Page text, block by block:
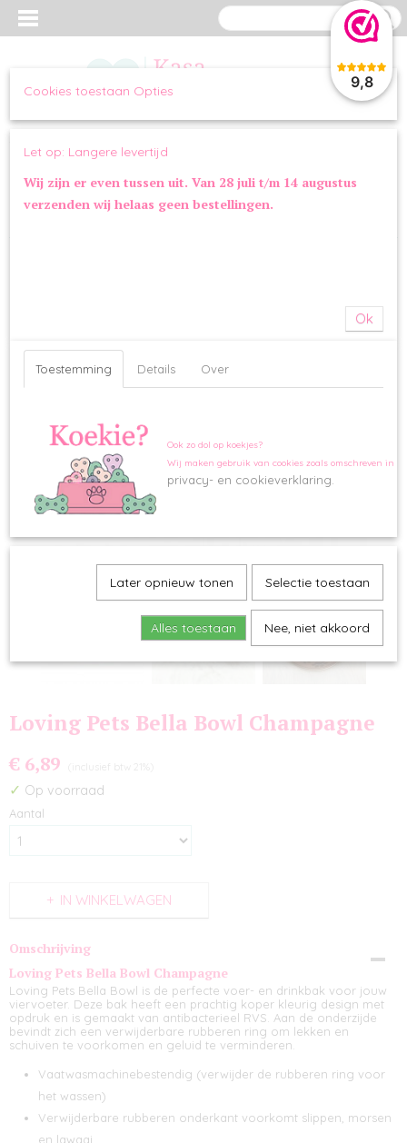
9,8
Inloggen
Home>OVERIG>VOERBAKKEN>Loving Pets Bella Bowl
Loving Pets Bella Bowl Champagne
€ 6,89 (inclusief btw 21%)
✓ Op voorraad
Aantal
IN WINKELWAGEN
Omschrijving
Loving Pets Bella Bowl Champagne
Loving Pets Bella Bowl is de perfecte voer- en drinkbak voor jouw
viervoeter. Deze bak heeft een prachtig koper kleurig design met
opdruk en is gemaakt van antibacterieel RVS. Aan de onderzijde
bevindt zich een verwijderbare rubberen ring om lekken en
schuiven te voorkomen en geluid te verminderen.
Vaatwasmachinebestendig (verwijder de rubberen ring voor
het wassen)
Verwijderbare rubberen onderkant voorkomt slippen, morsen
en lawaai
Cookies toestaan Opties
Let op: Langere levertijd
Wij zijn er even tussen uit. Van 28 juli t/m 14 augustus
verzenden wij helaas geen bestellingen.
Ok
Toestemming Details Over
Ook zo dol op koekjes?
Wij maken gebruik van cookies zoals omschreven in
privacy- en cookieverklaring.
Later opnieuw tonen Selectie toestaan
Alles toestaan Nee, niet akkoord